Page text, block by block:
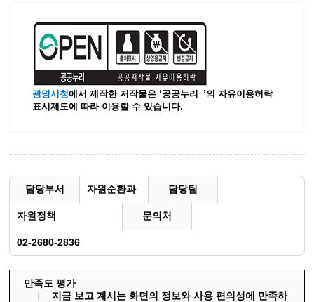
광명시청에서 제작한 저작물은 ‘공공누리_’의 자유이용허락
표시제도에 따라 이용할 수 있습니다.
담당부서 자원순환과 담당팀
자원정책 문의처
02-2680-2836
만족도 평가
지금 보고 계시는 화면의 정보와 사용 편의성에 만족하